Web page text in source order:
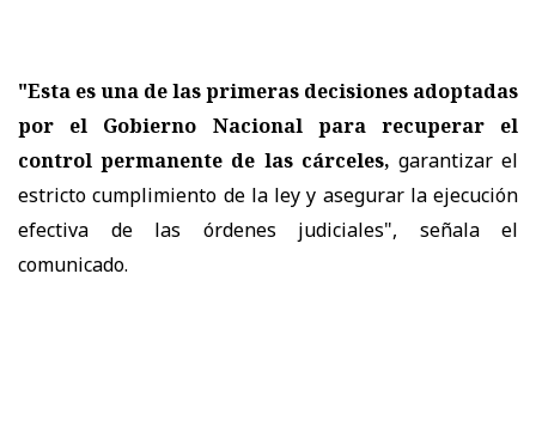
"Esta es una de las primeras decisiones adoptadas
por el Gobierno Nacional para recuperar el
control permanente de las cárceles, garantizar el
estricto cumplimiento de la ley y asegurar la ejecución
efectiva de las órdenes judiciales", señala el
comunicado.